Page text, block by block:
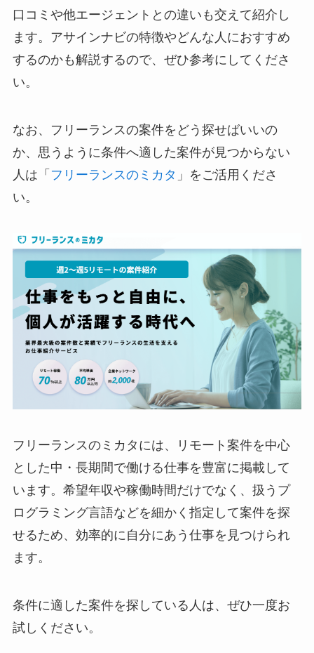
口コミや他エージェントとの違いも交えて紹介し
ます。アサインナビの特徴やどんな人におすすめ
するのかも解説するので、ぜひ参考にしてくださ
い。
なお、フリーランスの案件をどう探せばいいの
か、思うように条件へ適した案件が見つからない
人は「 フリーランスのミカタ 」をご活用くださ
い。
フリーランスのミカタには、リモート案件を中心
とした中・長期間で働ける仕事を豊富に掲載して
います。希望年収や稼働時間だけでなく、扱うプ
ログラミング言語などを細かく指定して案件を探
せるため、効率的に自分にあう仕事を見つけられ
ます。
条件に適した案件を探している人は、ぜひ一度お
試しください。